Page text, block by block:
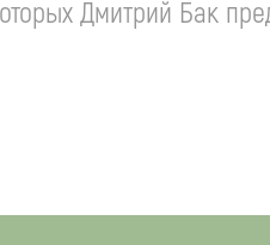
Дмитрий Бак